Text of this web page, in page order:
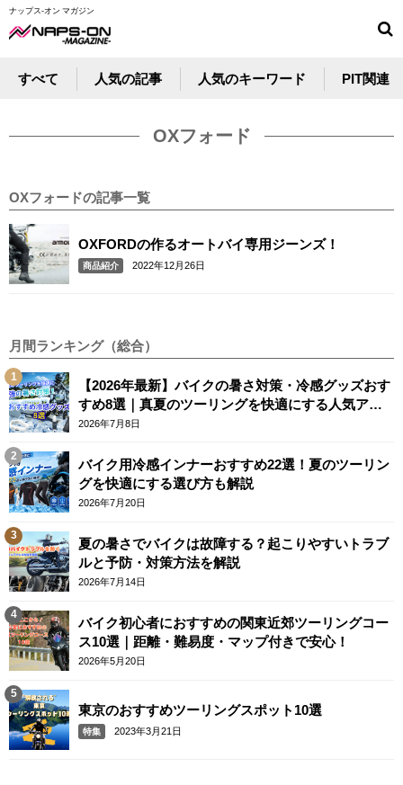
ナップス-オン マガジン
すべて 人気の記事 人気のキーワード PIT関連
OXフォード
OXフォードの記事一覧
OXFORDの作るオートバイ専用ジーンズ！
商品紹介 2022年12月26日
月間ランキング（総合）
【2026年最新】バイクの暑さ対策・冷感グッズおす
すめ8選｜真夏のツーリングを快適にする人気アイ
テム
2026年7月8日
バイク用冷感インナーおすすめ22選！夏のツーリン
グを快適にする選び方も解説
2026年7月20日
夏の暑さでバイクは故障する？起こりやすいトラブ
ルと予防・対策方法を解説
2026年7月14日
バイク初心者におすすめの関東近郊ツーリングコー
ス10選｜距離・難易度・マップ付きで安心！
2026年5月20日
東京のおすすめツーリングスポット10選
特集 2023年3月21日